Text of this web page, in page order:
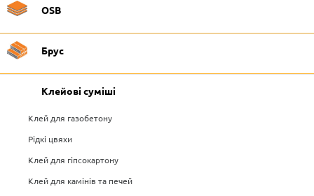
OSB
Брус
Клейові суміші
Клей для газобетону
Рідкі цвяхи
Клей для гіпсокартону
Клей для камінів та печей